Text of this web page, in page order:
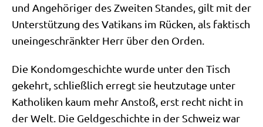
und Ange­hö­ri­ger des Zwei­ten Stan­des, gilt mit der
Unter­stüt­zung des Vati­kans im Rücken, als fak­tisch
unein­ge­schränk­ter Herr über den Orden.
Die Kon­dom­ge­schich­te wur­de unter den Tisch
gekehrt, schließ­lich erregt sie heut­zu­ta­ge unter
Katho­li­ken kaum mehr Anstoß, erst recht nicht in
der Welt. Die Geld­ge­schich­te in der Schweiz war